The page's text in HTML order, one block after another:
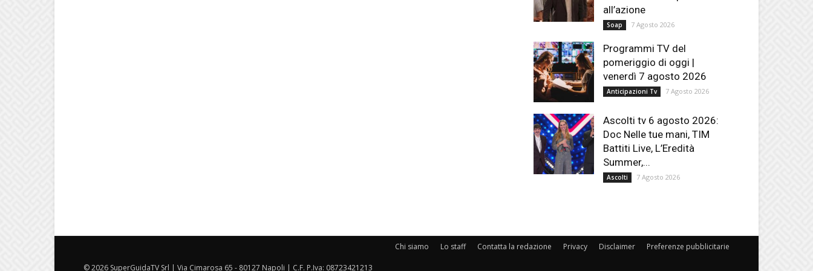
all’azione
Soap 7 Agosto 2026
Programmi TV del
pomeriggio di oggi |
venerdì 7 agosto 2026
Anticipazioni Tv 7 Agosto 2026
Ascolti tv 6 agosto 2026:
Doc Nelle tue mani, TIM
Battiti Live, L’Eredità
Summer,...
Ascolti 7 Agosto 2026
Chi siamo Lo staff Contatta la redazione Privacy Disclaimer Preferenze pubblicitarie
© 2026 SuperGuidaTV Srl | Via Cimarosa 65 - 80127 Napoli | C.F. P.Iva: 08723421213